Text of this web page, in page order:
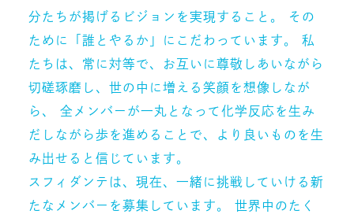
分たちが掲げるビジョンを実現すること。 その
ために「誰とやるか」にこだわっています。 私
たちは、常に対等で、お互いに尊敬しあいながら
切磋琢磨し、世の中に増える笑顔を想像しなが
ら、 全メンバーが一丸となって化学反応を生み
だしながら歩を進めることで、より良いものを生
み出せると信じています。
スフィダンテは、現在、一緒に挑戦していける新
たなメンバーを募集しています。 世界中のたく